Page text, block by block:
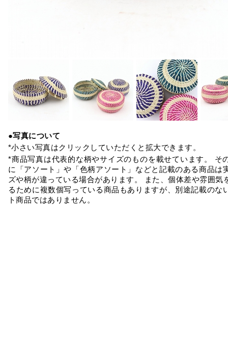
●写真について
*小さい写真はクリックしていただくと拡大できます。
*商品写真は代表的な柄やサイズのものを載せています。 そ
に「アソート」や「色柄アソート」などと記載のある商品は
ズや柄が違っている場合があります。 また、個体差や雰囲気
るために複数個写っている商品もありますが、別途記載のな
ト商品ではありません。